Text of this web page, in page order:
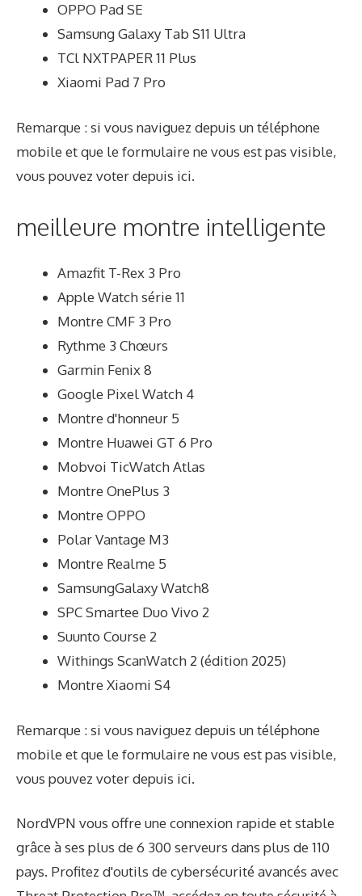
OPPO Pad SE
Samsung Galaxy Tab S11 Ultra
TCl NXTPAPER 11 Plus
Xiaomi Pad 7 Pro
Remarque : si vous naviguez depuis un téléphone
mobile et que le formulaire ne vous est pas visible,
vous pouvez voter depuis ici.
meilleure montre intelligente
Amazfit T-Rex 3 Pro
Apple Watch série 11
Montre CMF 3 Pro
Rythme 3 Chœurs
Garmin Fenix ​​8
Google Pixel Watch 4
Montre d'honneur 5
Montre Huawei GT 6 Pro
Mobvoi TicWatch Atlas
Montre OnePlus 3
Montre OPPO
Polar Vantage M3
Montre Realme 5
SamsungGalaxy Watch8
SPC Smartee Duo Vivo 2
Suunto Course 2
Withings ScanWatch 2 (édition 2025)
Montre Xiaomi S4
Remarque : si vous naviguez depuis un téléphone
mobile et que le formulaire ne vous est pas visible,
vous pouvez voter depuis ici.
NordVPN vous offre une connexion rapide et stable
grâce à ses plus de 6 300 serveurs dans plus de 110
pays. Profitez d'outils de cybersécurité avancés avec